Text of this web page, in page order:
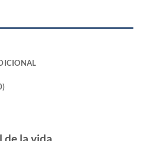
la vida